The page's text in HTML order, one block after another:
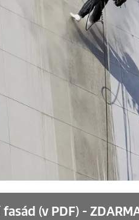
(v PDF) -